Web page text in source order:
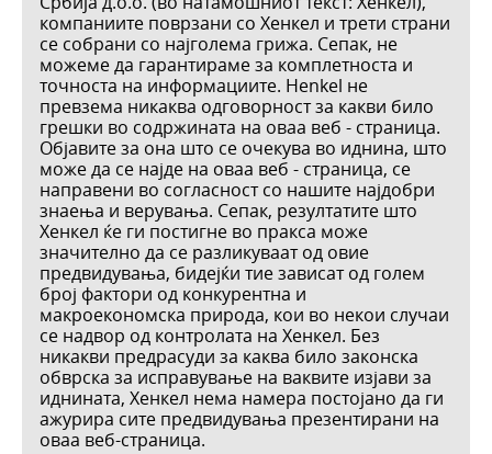
компаниите поврзани со Хенкел и трети страни
се собрани со најголема грижа. Сепак, не
можеме да гарантираме за комплетноста и
точноста на информациите. Henkel не
превзема никаква одговорност за какви било
грешки во содржината на оваа веб - страница.
Објавите за она што се очекува во иднина, што
може да се најде на оваа веб - страница, се
направени во согласност со нашите најдобри
знаења и верувања. Сепак, резултатите што
Хенкел ќе ги постигне во пракса може
значително да се разликуваат од овие
предвидувања, бидејќи тие зависат од голем
број фактори од конкурентна и
макроекономска природа, кои во некои случаи
се надвор од контролата на Хенкел. Без
никакви предрасуди за каква било законска
обврска за исправување на ваквите изјави за
иднината, Хенкел нема намера постојано да ги
ажурира сите предвидувања презентирани на
оваа веб-страница.